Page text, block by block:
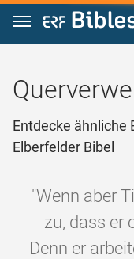
Zum Inhalt springen
Entdecke ähnliche
Elberfelder Bibel
"Wenn aber
zu, dass er
Denn er